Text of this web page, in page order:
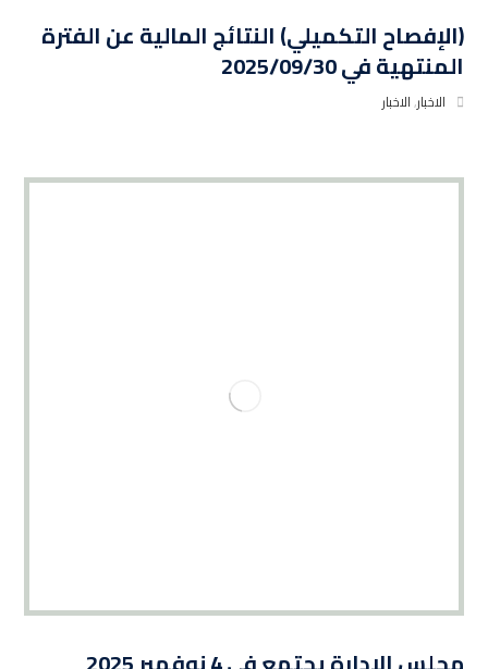
(الإفصاح التكميلي) النتائج المالية عن الفترة
المنتهية في 2025/09/30
الاخبار,الاخبار